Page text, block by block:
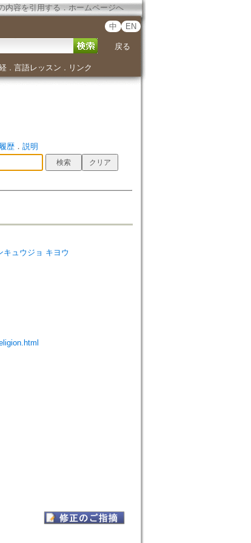
内容を引用する ． ホームページへ
中 EN
戻る
． 言語レッスン ． リンク
歴． 説明
キュウジョ キヨウ